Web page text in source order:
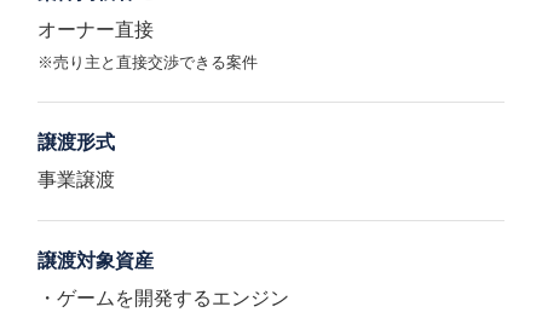
オーナー直接
※売り主と直接交渉できる案件
譲渡形式
事業譲渡
譲渡対象資産
・ゲームを開発するエンジン